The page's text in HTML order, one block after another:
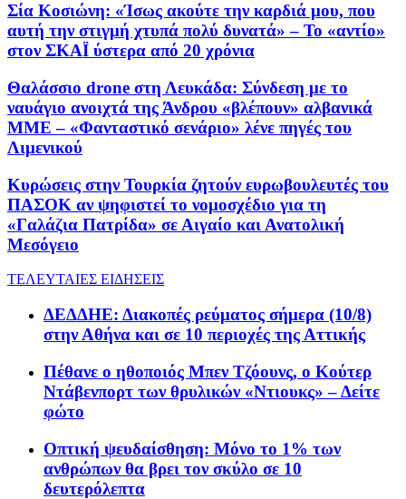
Σία Κοσιώνη: «Ίσως ακούτε την καρδιά μου, που
αυτή την στιγμή χτυπά πολύ δυνατά» – Το «αντίο»
στον ΣΚΑΪ ύστερα από 20 χρόνια
Θαλάσσιο drone στη Λευκάδα: Σύνδεση με το
ναυάγιο ανοιχτά της Άνδρου «βλέπουν» αλβανικά
ΜΜΕ – «Φανταστικό σενάριο» λένε πηγές του
Λιμενικού
Κυρώσεις στην Τουρκία ζητούν ευρωβουλευτές του
ΠΑΣΟΚ αν ψηφιστεί το νομοσχέδιο για τη
«Γαλάζια Πατρίδα» σε Αιγαίο και Ανατολική
Μεσόγειο
ΤΕΛΕΥΤΑΙΕΣ ΕΙΔΗΣΕΙΣ
ΔΕΔΔΗΕ: Διακοπές ρεύματος σήμερα (10/8)
στην Αθήνα και σε 10 περιοχές της Αττικής
Πέθανε ο ηθοποιός Μπεν Τζόουνς, ο Κούτερ
Ντάβενπορτ των θρυλικών «Ντιουκς» – Δείτε
φώτο
Οπτική ψευδαίσθηση: Μόνο το 1% των
ανθρώπων θα βρει τον σκύλο σε 10
δευτερόλεπτα